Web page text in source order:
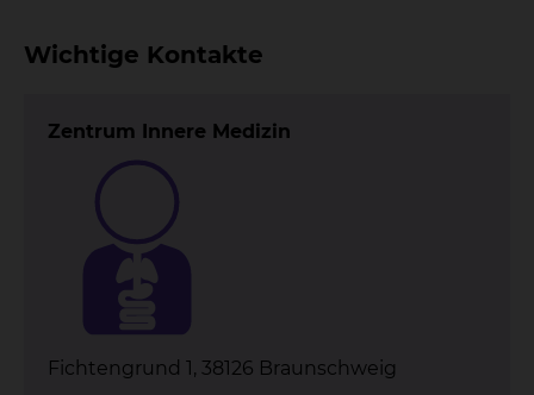
Wichtige Kontakte
Zentrum Innere Medizin
Fichtengrund 1, 38126 Braunschweig